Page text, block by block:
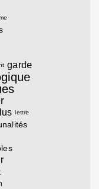
garde
lettre